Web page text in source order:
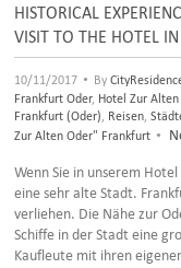
HISTORICAL
VISIT TO THE HOTEL
10/11/2017 • By
Frankfurt Oder, Hotel Zur
Frankfurt (Oder)
Reisen ,
Zur Alten Oder" Frankfurt •
Wenn Sie in unserem
eine sehr alte Stadt.
verliehen. Die Nähe zur
Schiffe in der Stadt eine
Kaufleute mit ihren